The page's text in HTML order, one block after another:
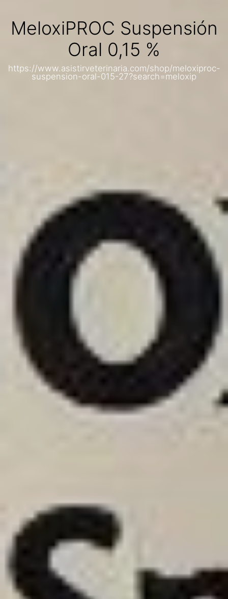
MeloxiPROC Suspensión
Oral 0,15 %
https://www.asistirveterinaria.com/shop/meloxiproc-
suspension-oral-015-27?search=meloxip